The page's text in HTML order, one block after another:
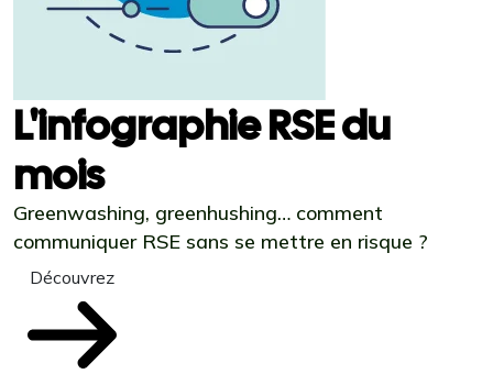
L'infographie RSE du
mois
Greenwashing, greenhushing… comment
communiquer RSE sans se mettre en risque ?
Découvrez